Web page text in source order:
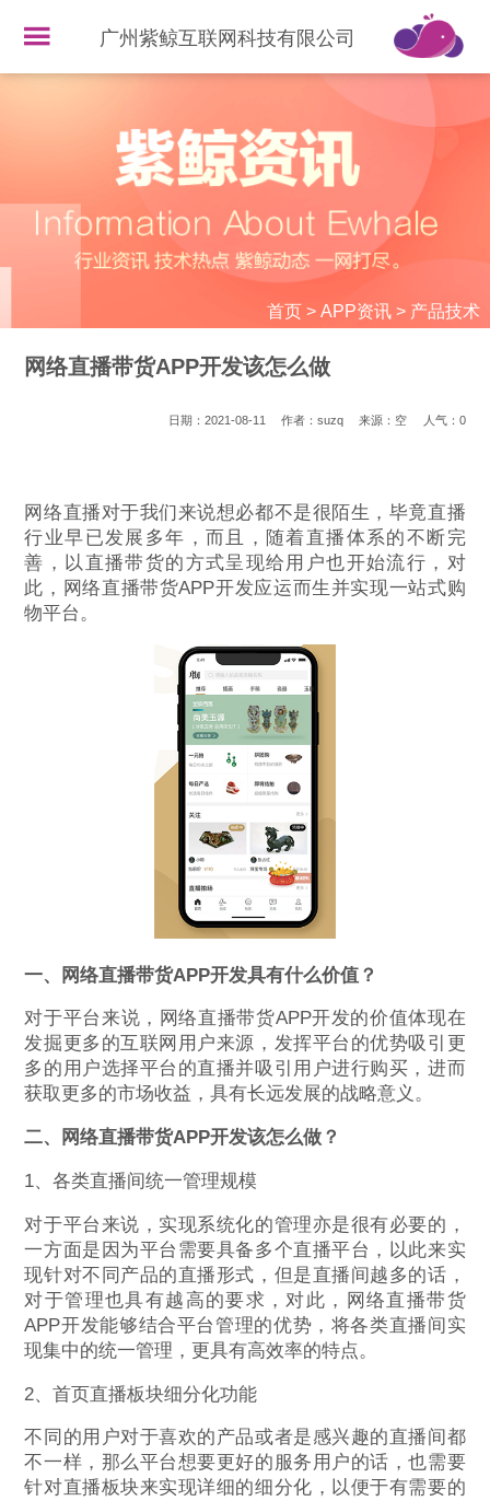
广州紫鲸互联网科技有限公司
首页> APP资讯> 产品技术
网络直播带货APP开发该怎么做
日期：2021-08-11 作者：suzq 来源：空 人气： 0
网络直播对于我们来说想必都不是很陌生，毕竟直播
行业早已发展多年，而且，随着直播体系的不断完
善，以直播带货的方式呈现给用户也开始流行，对
此，网络直播带货APP开发应运而生并实现一站式购
物平台。
一、网络直播带货APP开发具有什么价值？
对于平台来说，网络直播带货APP开发的价值体现在
发掘更多的互联网用户来源，发挥平台的优势吸引更
多的用户选择平台的直播并吸引用户进行购买，进而
获取更多的市场收益，具有长远发展的战略意义。
二、网络直播带货APP开发该怎么做？
1、各类直播间统一管理规模
对于平台来说，实现系统化的管理亦是很有必要的，
一方面是因为平台需要具备多个直播平台，以此来实
现针对不同产品的直播形式，但是直播间越多的话，
对于管理也具有越高的要求，对此，网络直播带货
APP开发能够结合平台管理的优势，将各类直播间实
现集中的统一管理，更具有高效率的特点。
2、首页直播板块细分化功能
不同的用户对于喜欢的产品或者是感兴趣的直播间都
不一样，那么平台想要更好的服务用户的话，也需要
针对直播板块来实现详细的细分化，以便于有需要的